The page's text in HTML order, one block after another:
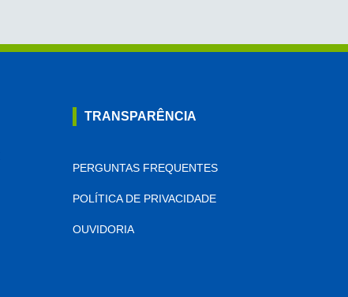
TRANSPARÊNCIA
PERGUNTAS FREQUENTES
POLÍTICA DE PRIVACIDADE
OUVIDORIA